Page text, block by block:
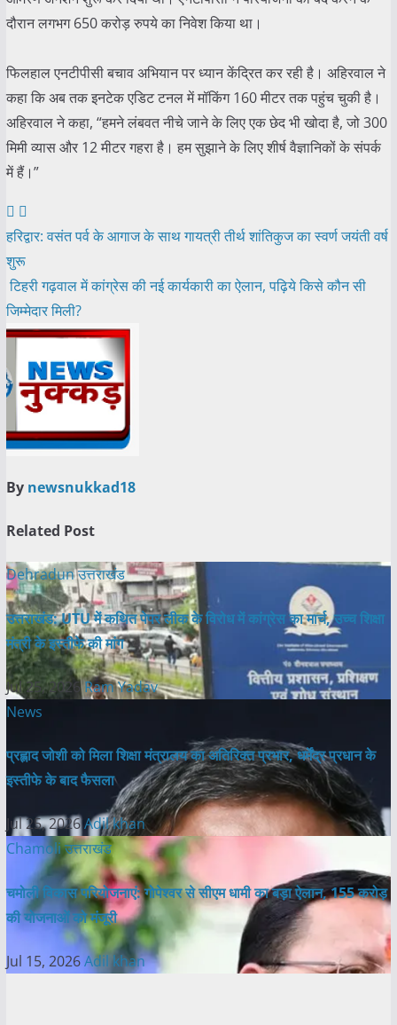
दौरान लगभग 650 करोड़ रुपये का निवेश किया था।
फिलहाल एनटीपीसी बचाव अभियान पर ध्यान केंद्रित कर रही है। अहिरवाल ने
कहा कि अब तक इनटेक एडिट टनल में मॉकिंग 160 मीटर तक पहुंच चुकी है।
अहिरवाल ने कहा, “हमने लंबवत नीचे जाने के लिए एक छेद भी खोदा है, जो 300
मिमी व्यास और 12 मीटर गहरा है। हम सुझाने के लिए शीर्ष वैज्ञानिकों के संपर्क
में हैं।”
Post
navigation
हरिद्वार: वसंत पर्व के आगाज के साथ गायत्री तीर्थ शांतिकुज का स्वर्ण जयंती वर्ष
शुरू
टिहरी गढ़वाल में कांग्रेस की नई कार्यकारी का ऐलान, पढ़िये किसे कौन सी
जिम्मेदार मिली?
By newsnukkad18
Related Post
Dehradunउत्तराखंड
उत्तराखंड: UTU में कथित पेपर लीक के विरोध में कांग्रेस का मार्च, उच्च शिक्षा
मंत्री के इस्तीफे की मांग
Jul 25, 2026Ram Yadav
News
प्रह्लाद जोशी को मिला शिक्षा मंत्रालय का अतिरिक्त प्रभार, धर्मेंद्र प्रधान के
इस्तीफे के बाद फैसला
Jul 25, 2026Adil khan
Chamoliउत्तराखंड
चमोली विकास परियोजनाएं: गोपेश्वर से सीएम धामी का बड़ा ऐलान, 155 करोड़
की योजनाओं को मंजूरी
Jul 15, 2026Adil khan